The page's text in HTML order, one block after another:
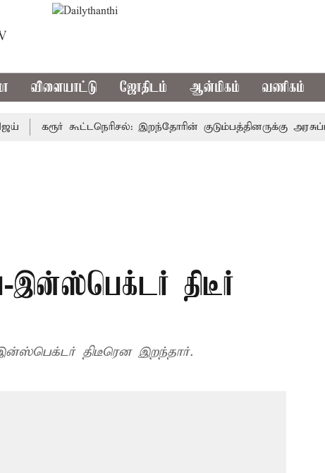
விளையாட்டு ஜோதிடம் ஆன்மிகம் வணிகம்
கரூர் கூட்டநெரிசல்: இறந்தோரின் குடும்பத்தினருக்கு
இன்ஸ்பெக்டர் திடீர்
திடீரென இறந்தார்.